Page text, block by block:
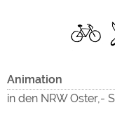
Animation
in den NRW Oster,-